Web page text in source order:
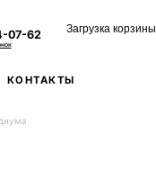
07-62 Загрузка корзины
КОНТАКТЫ